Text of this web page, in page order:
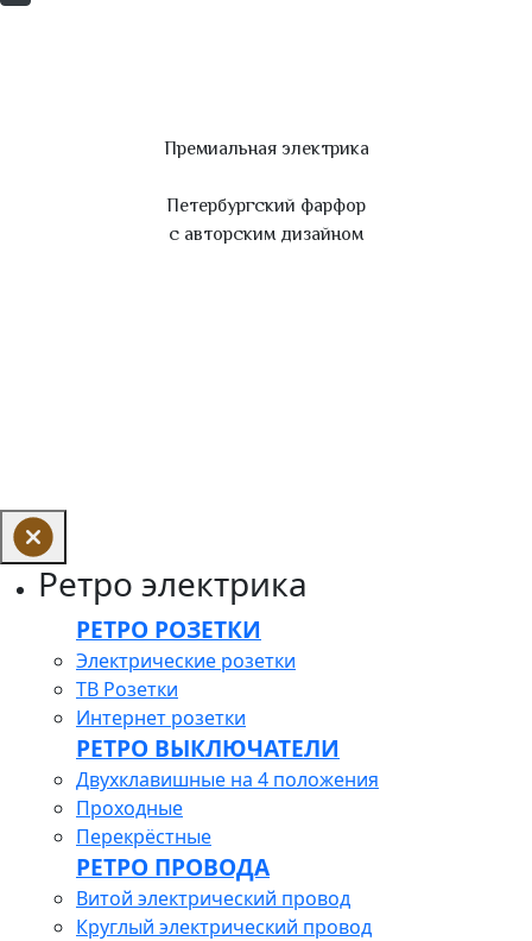
Премиальная электрика
Петербургский фарфор
с авторским дизайном
Ретро электрика
РЕТРО РОЗЕТКИ
Электрические розетки
ТВ Розетки
Интернет розетки
РЕТРО ВЫКЛЮЧАТЕЛИ
Двухклавишные на 4 положения
Проходные
Перекрёстные
РЕТРО ПРОВОДА
Витой электрический провод
Круглый электрический провод